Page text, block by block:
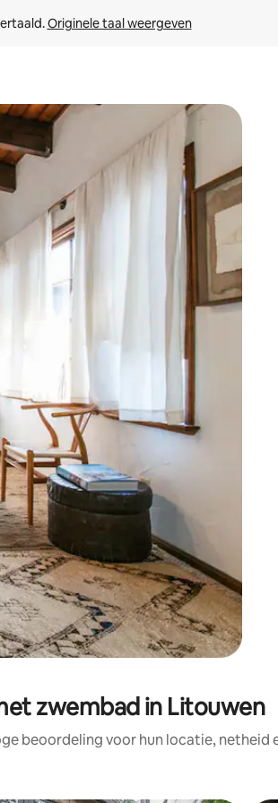
Originele taal weergeven
en omlaag, óf door te tikken of swipen.
zwembad in Litouwen
beoordeling voor hun locatie, netheid